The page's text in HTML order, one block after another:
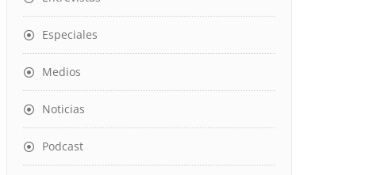
Especiales
Medios
Noticias
Podcast